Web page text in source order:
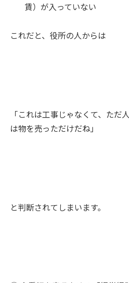
賃）が入っていない
これだと、役所の人からは
「これは工事じゃなくて、ただ
は物を売っただけだね」
と判断されてしまいます。